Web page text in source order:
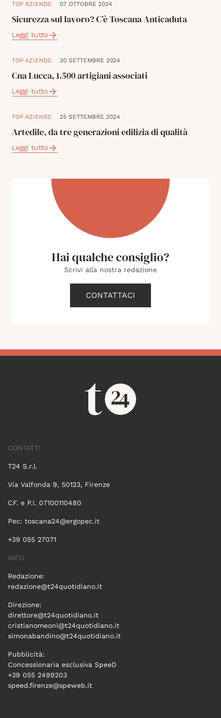
TOP AZIENDE 07 OTTOBRE 2024
Sicurezza sul lavoro? C’è Toscana Anticaduta
Leggi tutto
TOP AZIENDE 30 SETTEMBRE 2024
Cna Lucca, 1.500 artigiani associati
Leggi tutto
TOP AZIENDE 25 SETTEMBRE 2024
Artedile, da tre generazioni edilizia di qualità
Leggi tutto
Hai qualche consiglio?
Scrivi alla nostra redazione
CONTATTACI
CONTATTI
T24 S.r.l.
Via Valfonda 9, 50123, Firenze
CF. e P.I. 07100110480
Pec: toscana24@ergopec.it
+39 055 27071
INFO
Redazione:
redazione@t24quotidiano.it
Direzione:
direttore@t24quotidiano.it
cristianomeoni@t24quotidiano.it
simonabandino@t24quotidiano.it
Pubblicità:
Concessionaria esclusiva SpeeD
+39 055 2499203
speed.firenze@speweb.it